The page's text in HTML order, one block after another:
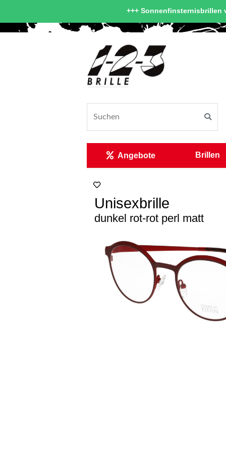
+++ Sonnenfinsternisbrillen
Angebote Brillen
Unisexbrille
dunkel rot-rot perl matt